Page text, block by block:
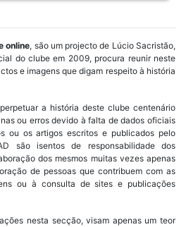
online, são um projecto de Lúcio Sacristão,
do clube em 2009, procura reunir neste
e imagens que digam respeito à história
a história deste clube centenário
ou erros devido à falta de dados oficiais
ou os artigos escritos e publicados pelo
são isentos de responsabilidade dos
dos mesmos muitas vezes apenas
de pessoas que contribuem com as
ou à consulta de sites e publicações
nesta secção, visam apenas um teor